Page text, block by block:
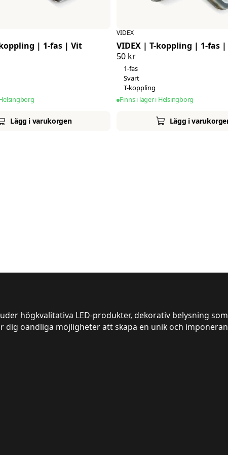
| 1-fas | Vit
Lägg i varukorgen
VIDEX
VIDEX | T-koppling | 1-fas
50 kr
1-fas
Svart
T-koppling
Finns i lager i Helsingborg
Lägg i
högkvalitativa LED-produkter, dekorativ belysning
dig oändliga möjligheter att skapa en unik och